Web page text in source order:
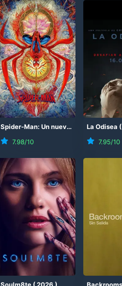
Spider-Man: Un nuevo día (2026)
7.98/10
La Odisea (
7.95/10